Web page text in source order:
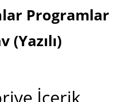
Programlar
(Yazılı)